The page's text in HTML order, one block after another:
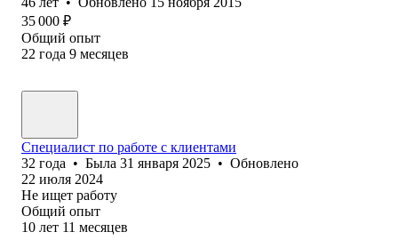
35 000 ₽
Общий опыт
22 года 9 месяцев
Специалист по работе с клиентами
32 года • Была 31 января 2025 • Обновлено
22 июля 2024
Не ищет работу
Общий опыт
10 лет 11 месяцев